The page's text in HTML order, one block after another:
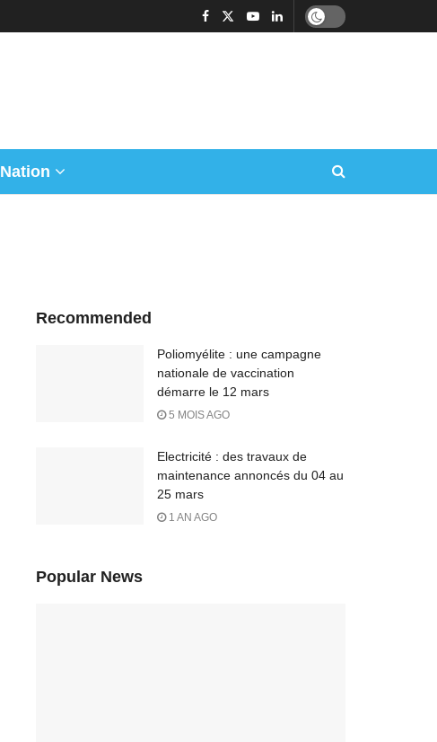
Nation
Recommended
Poliomyélite : une campagne
nationale de vaccination
démarre le 12 mars
5 MOIS AGO
Electricité : des travaux de
maintenance annoncés du 04 au
25 mars
1 AN AGO
Popular News